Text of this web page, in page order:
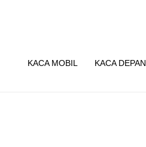
KACA MOBIL KACA DEPAN